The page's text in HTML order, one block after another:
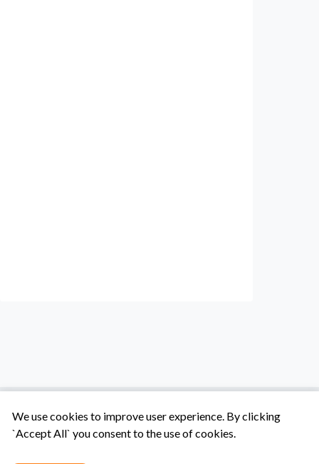
We use cookies to improve user experience. By clicking
`Accept All` you consent to the use of cookies.